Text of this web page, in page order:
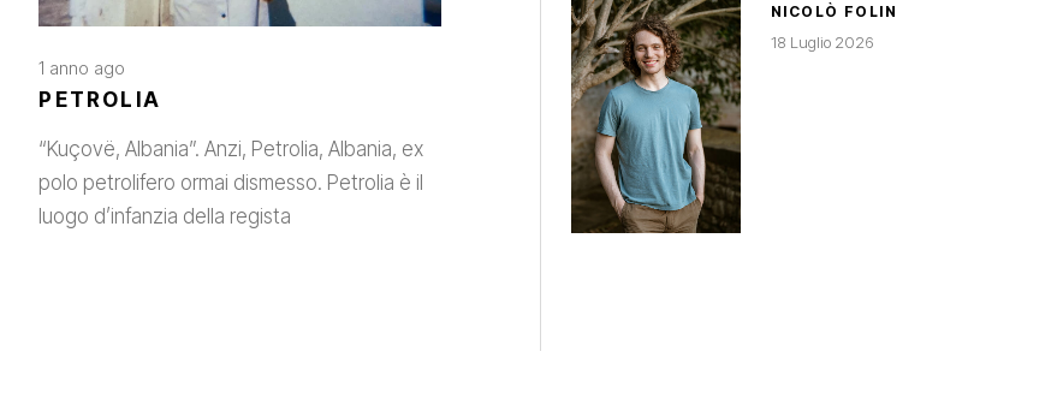
1 anno ago
PETROLIA
“Kuçovë, Albania”. Anzi, Petrolia, Albania, ex
polo petrolifero ormai dismesso. Petrolia è il
luogo d’infanzia della regista
NICOLÒ FOLIN
18 Luglio 2026